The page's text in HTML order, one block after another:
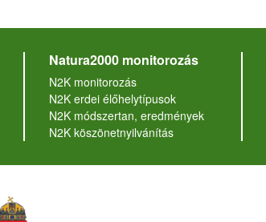
Natura2000 monitorozás
N2K monitorozás
N2K erdei élőhelytípusok
N2K módszertan, eredmények
N2K köszönetnyilvánítás